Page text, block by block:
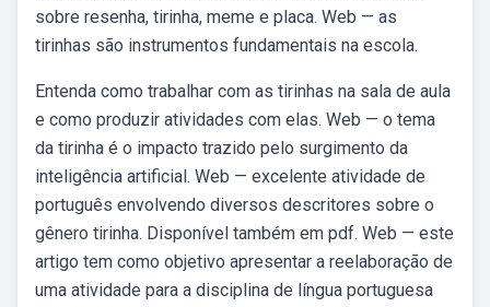
sobre resenha, tirinha, meme e placa. Web — as
tirinhas são instrumentos fundamentais na escola.
Entenda como trabalhar com as tirinhas na sala de aula
e como produzir atividades com elas. Web — o tema
da tirinha é o impacto trazido pelo surgimento da
inteligência artificial. Web — excelente atividade de
português envolvendo diversos descritores sobre o
gênero tirinha. Disponível também em pdf. Web — este
artigo tem como objetivo apresentar a reelaboração de
uma atividade para a disciplina de língua portuguesa